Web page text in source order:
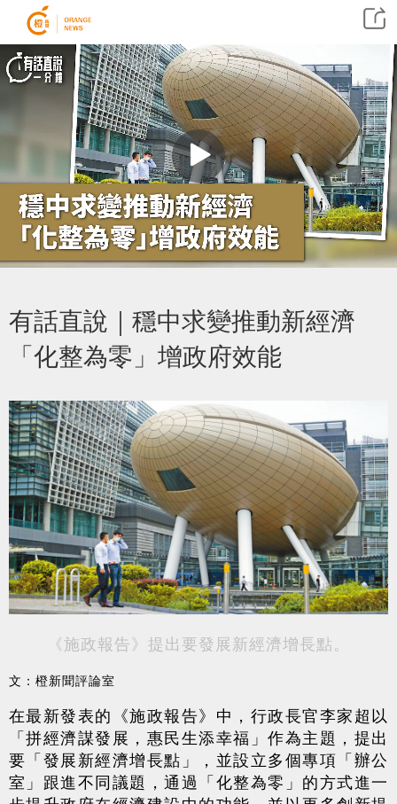
有話直說｜穩中求變推動新經濟
「化整為零」增政府效能
《施政報告》提出要發展新經濟增長點。
文：橙新聞評論室
在最新發表的《施政報告》中，行政長官李家超以
「拼經濟謀發展，惠民生添幸福」作為主題，提出
要「發展新經濟增長點」，並設立多個專項「辦公
室」跟進不同議題，通過「化整為零」的方式進一